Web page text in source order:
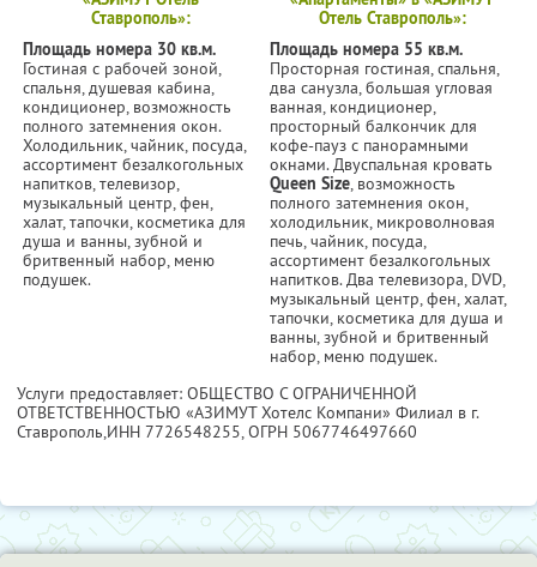
Ставрополь»:
Площадь номера 30 кв.м.
Гостиная с рабочей зоной,
спальня, душевая кабина,
кондиционер, возможность
полного затемнения окон.
Холодильник, чайник, посуда,
ассортимент безалкогольных
напитков, телевизор,
музыкальный центр, фен,
халат, тапочки, косметика для
душа и ванны, зубной и
бритвенный набор, меню
подушек.
Отель Ставрополь»:
Площадь номера 55 кв.м.
Просторная гостиная, спальня,
два санузла, большая угловая
ванная, кондиционер,
просторный балкончик для
кофе-пауз с панорамными
окнами. Двуспальная кровать
Queen Size, возможность
полного затемнения окон,
холодильник, микроволновая
печь, чайник, посуда,
ассортимент безалкогольных
напитков. Два телевизора, DVD,
музыкальный центр, фен, халат,
тапочки, косметика для душа и
ванны, зубной и бритвенный
набор, меню подушек.
Услуги предоставляет: ОБЩЕСТВО С ОГРАНИЧЕННОЙ
ОТВЕТСТВЕННОСТЬЮ «АЗИМУТ Хотелс Компани» Филиал в г.
Ставрополь,ИНН 7726548255, ОГРН 5067746497660